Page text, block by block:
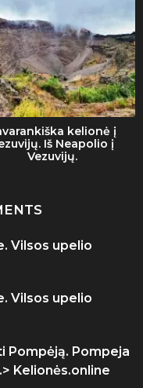
kelionė į
Iš Neapolio į
Vezuvijų.
Vilsos upelio
Vilsos upelio
Pompėją. Pompeja
Kelionės.online